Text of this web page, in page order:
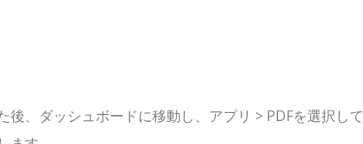
、ダッシュボードに移動し、アプリ > PDFを選択して